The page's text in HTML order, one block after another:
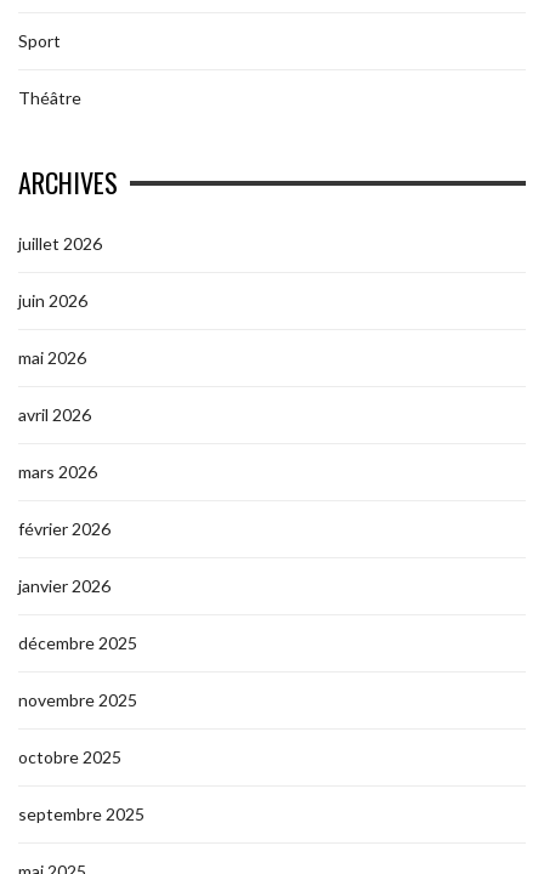
Sport
Théâtre
ARCHIVES
juillet 2026
juin 2026
mai 2026
avril 2026
mars 2026
février 2026
janvier 2026
décembre 2025
novembre 2025
octobre 2025
septembre 2025